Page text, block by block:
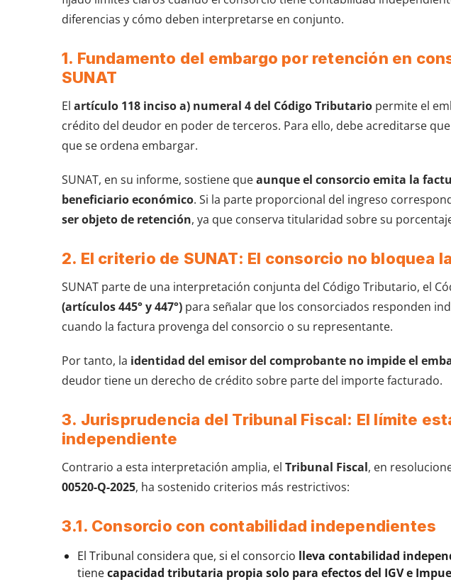
diferencias y cómo deben interpretarse en conjunto.
1. Fundamento del embargo por retención en
SUNAT
El artículo 118 inciso a) numeral 4 del Código Tributario permite el
crédito del deudor en poder de terceros. Para ello, debe acreditarse
que se ordena embargar.
SUNAT, en su informe, sostiene queaunque el consorcio emita la
beneficiario económico. Si la parte proporcional del ingreso
ser objeto de retención, ya que conserva titularidad sobre su
2. El criterio de SUNAT: El consorcio no bloquea
SUNAT parte de una interpretación conjunta del Código Tributario, el
(artículos 445° y 447°) para señalar que los consorciados responden
cuando la factura provenga del consorcio o su representante.
Por tanto, la identidad del emisor del comprobante no impide el
deudor tiene un derecho de crédito sobre parte del importe facturado.
3. Jurisprudencia del Tribunal Fiscal: El límite
independiente
Contrario a esta interpretación amplia, el Tribunal Fiscal, en
00520-Q-2025, ha sostenido criterios más restrictivos:
3.1. Consorcio con contabilidad independientes
El Tribunal considera que, si el consorcio lleva contabilidad
tienecapacidad tributaria propia solo para efectos del IGV e